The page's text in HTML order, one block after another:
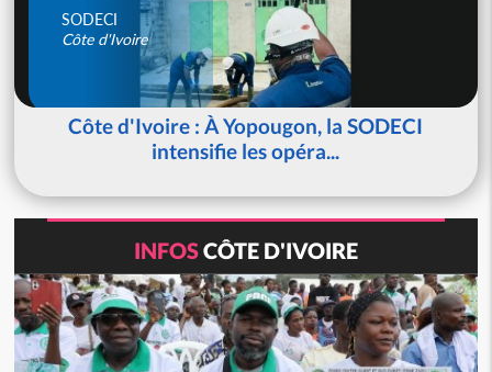
SODECI
Côte d'Ivoire
Côte d'Ivoire : À Yopougon, la SODECI
intensifie les opéra...
INFOSCÔTE D'IVOIRE